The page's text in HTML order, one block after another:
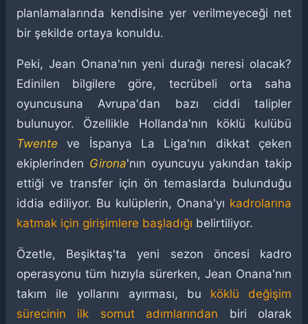
planlamalarında kendisine yer verilmeyeceği net
bir şekilde ortaya konuldu.
Peki, Jean Onana'nın yeni durağı neresi olacak?
Edinilen bilgilere göre, tecrübeli orta saha
oyuncusuna Avrupa'dan bazı ciddi talipler
bulunuyor. Özellikle Hollanda'nın köklü kulübü
Twente ve İspanya La Liga'nın dikkat çeken
ekiplerinden Girona'nın oyuncuyu yakından takip
ettiği ve transfer için ön temaslarda bulunduğu
iddia ediliyor. Bu kulüplerin, Onana'yı kadrolarına
katmak için girişimlere başladığı belirtiliyor.
Özetle, Beşiktaş'ta yeni sezon öncesi kadro
operasyonu tüm hızıyla sürerken, Jean Onana'nın
takım ile yollarını ayırması, bu köklü değişim
sürecinin ilk somut adımlarından biri olarak